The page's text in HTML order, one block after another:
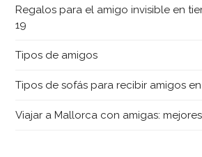
Regalos para el amigo invisible en
19
Tipos de amigos
Tipos de sofás para recibir amigos
Viajar a Mallorca con amigas: